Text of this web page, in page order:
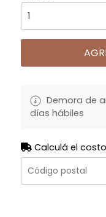
Demora de
días hábiles
Calculá el